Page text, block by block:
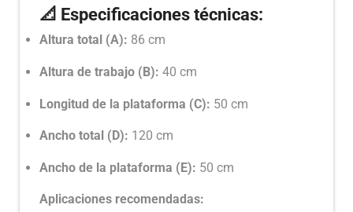
📐 Especificaciones técnicas:
Altura total (A): 86 cm
Altura de trabajo (B): 40 cm
Longitud de la plataforma (C): 50 cm
Ancho total (D): 120 cm
Ancho de la plataforma (E): 50 cm
Aplicaciones recomendadas: